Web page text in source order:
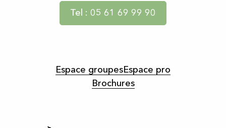
Tel : 05 61 69 99 90
Espace groupesEspace pro
Brochures